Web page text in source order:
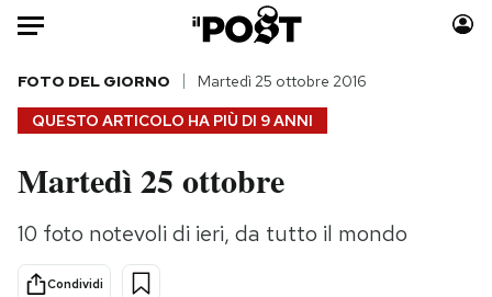
Auto
HOME
Italia
Politica
Tecnologia
Moda
Consumismi
QUESTO ARTICOLO HA PIÙ DI 9 ANNI
FOTO DEL GIORNO Martedì 25 ottobre 2016
Martedì 25 ottobre
10 foto notevoli di ieri, da tutto il mondo
Condividi